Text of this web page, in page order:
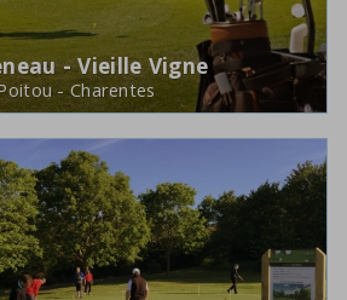
- Vieille Vigne
- Charentes